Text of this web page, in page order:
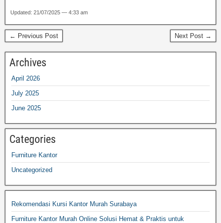
Updated: 21/07/2025 — 4:33 am
← Previous Post Next Post →
Archives
April 2026
July 2025
June 2025
Categories
Furniture Kantor
Uncategorized
Rekomendasi Kursi Kantor Murah Surabaya
Furniture Kantor Murah Online Solusi Hemat & Praktis untuk